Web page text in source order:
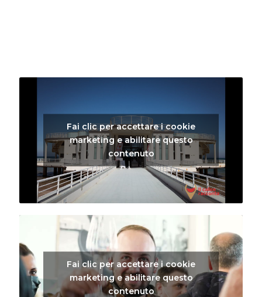
Fai clic per accettare i cookie
marketing e abilitare questo
contenuto
Fai clic per accettare i cookie
marketing e abilitare questo
contenuto